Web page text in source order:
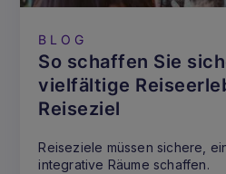
BLOG
So schaffen Sie
vielfältige
Reiseziel
Reiseziele müssen sichere,
integrative Räume schaffen.